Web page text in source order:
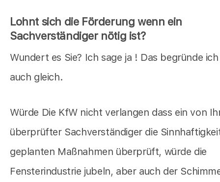
Lohnt sich die Förderung wenn ein
Sachverständiger nötig ist?
Wundert es Sie? Ich sage ja ! Das begründe
auch gleich.
Würde Die KfW nicht verlangen dass ein von
überprüfter Sachverständiger die
geplanten Maßnahmen überprüft, würde die
Fensterindustrie jubeln, aber auch der